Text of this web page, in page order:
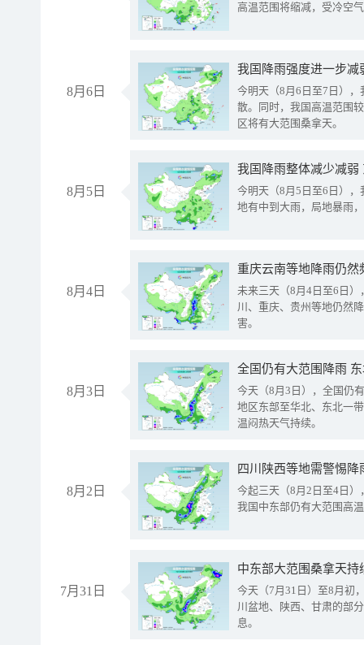
高温范围将缩减，受冷空
8月6日
今明天（8月6日至7日）
散。同时，我国高温范围
区将有大范围桑拿天。
8月5日
我国降雨整体减少减弱
今明天（8月5日至6日）
地有中到大雨，局地暴雨
8月4日
重庆云南等地降雨仍然
未来三天（8月4日至6日
川、重庆、贵州等地仍然
害。
8月3日
全国仍有大范围降雨
今天（8月3日），全国仍
地区东部至华北、东北一
温闷热天气持续。
8月2日
今起三天（8月2日至4日
我国中东部仍有大范围高
7月31日
中东部大范围桑拿天
今天（7月31日）至8月初
川盆地、陕西、甘肃的部
息。